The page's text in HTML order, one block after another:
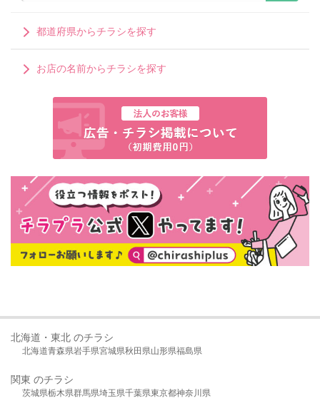
都道府県からチラシを探す
お店の名前からチラシを探す
北海道・東北 のチラシ
北海道青森県岩手県宮城県秋田県山形県福島県
関東 のチラシ
茨城県栃木県群馬県埼玉県千葉県東京都神奈川県